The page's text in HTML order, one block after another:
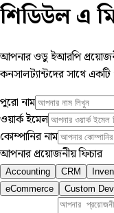
শিডিউল এ
আপনার ওডু ইআরপি
কনসালট্যান্টদের সাথে
পুরো নাম
ওয়ার্ক ইমেল
কোম্পানির নাম
আপনার প্রয়োজনীয় ফিচার
Accounting CRM
eCommerce
Custom